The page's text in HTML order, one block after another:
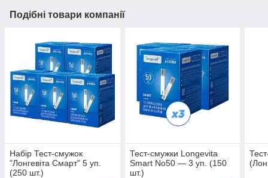
Подібні товари компанії
Набір Тест-смужок
"Лонгевіта Смарт" 5 уп.
(250 шт.)
Тест-смужки Longevita
Smart No50 — 3 уп. (150
шт.)